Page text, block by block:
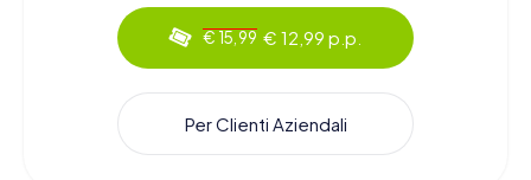
€ 15,99 € 12,99 p.p.
Per Clienti Aziendali